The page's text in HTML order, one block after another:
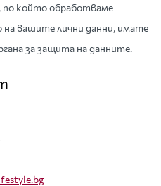
по който обработваме
на вашите лични данни, имате
за защита на данните.